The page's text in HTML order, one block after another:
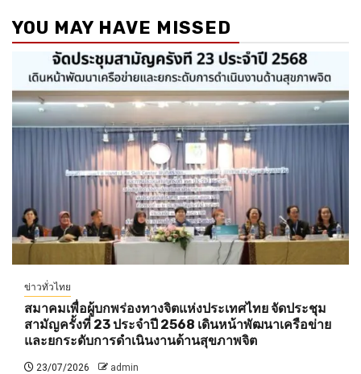
YOU MAY HAVE MISSED
ข่าวทั่วไทย
สมาคมเพื่อผู้บกพร่องทางจิตแห่งประเทศไทย จัดประชุม
สามัญครั้งที่ 23 ประจำปี 2568 เดินหน้าพัฒนาเครือข่าย
และยกระดับการดำเนินงานด้านสุขภาพจิต
23/07/2026 admin